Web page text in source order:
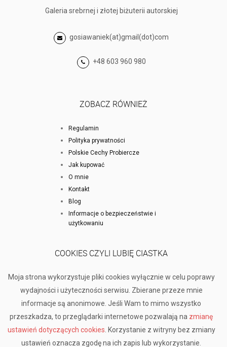
Galeria srebrnej i złotej biżuterii autorskiej
gosiawaniek(at)gmail(dot)com
+48 603 960 980
ZOBACZ RÓWNIEŻ
Regulamin
Polityka prywatności
Polskie Cechy Probiercze
Jak kupować
O mnie
Kontakt
Blog
Informacje o bezpieczeństwie i
użytkowaniu
COOKIES CZYLI LUBIĘ CIASTKA
Moja strona wykorzystuje pliki cookies wyłącznie w celu poprawy
wydajności i użyteczności serwisu. Zbierane przeze mnie
informacje są anonimowe. Jeśli Wam to mimo wszystko
przeszkadza, to przeglądarki internetowe pozwalają na zmianę
ustawień dotyczących cookies . Korzystanie z witryny bez zmiany
ustawień oznacza zgodę na ich zapis lub wykorzystanie.